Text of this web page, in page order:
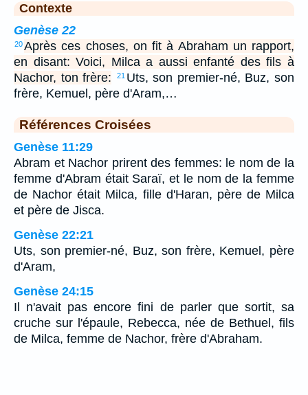
Contexte
Genèse 22
20Après ces choses, on fit à Abraham un rapport,
en disant: Voici, Milca a aussi enfanté des fils à
Nachor, ton frère:
21 Uts, son premier-né, Buz, son
frère, Kemuel, père d'Aram,…
Références Croisées
Genèse 11:29
Abram et Nachor prirent des femmes: le nom de la
femme d'Abram était Saraï, et le nom de la femme
de Nachor était Milca, fille d'Haran, père de Milca
et père de Jisca.
Genèse 22:21
Uts, son premier-né, Buz, son frère, Kemuel, père
d'Aram,
Genèse 24:15
Il n'avait pas encore fini de parler que sortit, sa
cruche sur l'épaule, Rebecca, née de Bethuel, fils
de Milca, femme de Nachor, frère d'Abraham.